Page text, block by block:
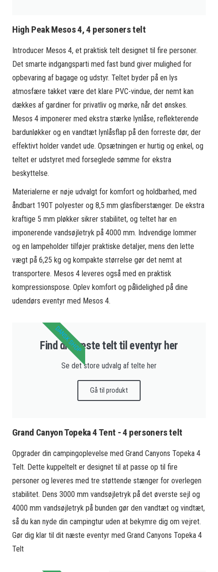
High Peak Mesos 4, 4 personers telt
Introducer Mesos 4, et praktisk telt designet til fire personer.
Det smarte indgangsparti med fast bund giver mulighed for
opbevaring af bagage og udstyr. Teltet byder på en lys
atmosfære takket være det klare PVC-vindue, der nemt kan
dækkes af gardiner for privatliv og mørke, når det ønskes.
Mesos 4 imponerer med ekstra stærke lynlåse, reflekterende
bardunløkker og en vandtæt lynlåsflap på den forreste dør, der
effektivt holder vandet ude. Opsætningen er hurtig og enkel, og
teltet er udstyret med forseglede sømme for ekstra
beskyttelse.
Materialerne er nøje udvalgt for komfort og holdbarhed, med
åndbart 190T polyester og 8,5 mm glasfiberstænger. De ekstra
kraftige 5 mm pløkker sikrer stabilitet, og teltet har en
imponerende vandsøjletryk på 4000 mm. Indvendige lommer
og en lampeholder tilføjer praktiske detaljer, mens den lette
vægt på 6,25 kg og kompakte størrelse gør det nemt at
transportere. Mesos 4 leveres også med en praktisk
kompressionspose. Oplev komfort og pålidelighed på dine
udendørs eventyr med Mesos 4.
Find dit næste telt til eventyr her
Se det store udvalg af telte her
Gå til produkt
DANSK SHOP
Grand Canyon Topeka 4 Tent - 4 personers telt
Opgrader din campingoplevelse med Grand Canyons Topeka 4
Telt. Dette kuppeltelt er designet til at passe op til fire
personer og leveres med tre støttende stænger for overlegen
stabilitet. Dens 3000 mm vandsøjletryk på det øverste sejl og
4000 mm vandsøjletryk på bunden gør den vandtæt og vindtæt,
så du kan nyde din campingtur uden at bekymre dig om vejret.
Gør dig klar til dit næste eventyr med Grand Canyons Topeka 4
Telt